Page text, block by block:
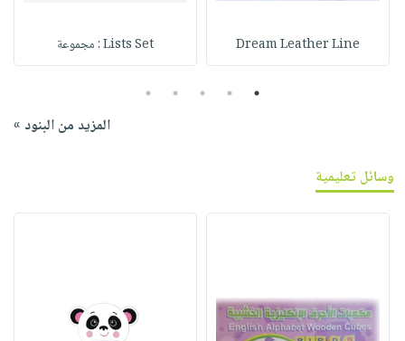
Dream Leather Line Lists Set : مجموعة
1
2
3
4
5
المزيد من البنود »
وسائل تعليمية